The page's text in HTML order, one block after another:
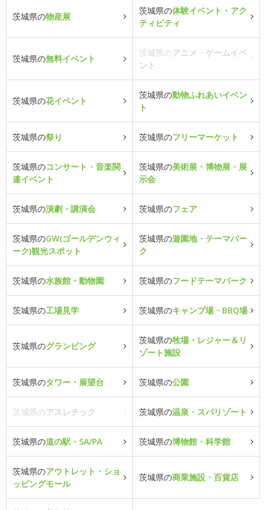
茨城県の物産展
茨城県の体験イベント・アク
ティビティ
茨城県の無料イベント
茨城県のアニメ・ゲームイベ
ント
茨城県の花イベント
茨城県の動物ふれあいイベン
ト
茨城県の祭り 茨城県のフリーマーケット
茨城県のコンサート・音楽関
連イベント
茨城県の美術展・博物展・展
示会
茨城県の演劇・講演会 茨城県のフェア
茨城県のGW(ゴールデンウィ
ーク)観光スポット
茨城県の遊園地・テーマパー
ク
茨城県の水族館・動物園 茨城県のフードテーマパーク
茨城県の工場見学 茨城県のキャンプ場・BBQ場
茨城県のグランピング
茨城県の牧場・レジャー＆リ
ゾート施設
茨城県のタワー・展望台 茨城県の公園
茨城県のアスレチック 茨城県の温泉・スパリゾート
茨城県の道の駅・SA/PA 茨城県の博物館・科学館
茨城県のアウトレット・ショ
ッピングモール
茨城県の商業施設・百貨店